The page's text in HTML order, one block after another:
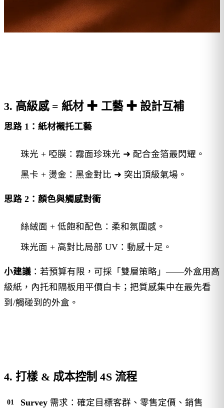
3. 高級感 = 紙材 ✚ 工藝 ✚ 設計互補
思路 1：紙材襯托工藝
珠光 + 啞膜：霧面珍珠光 ➜ 配合金箔最閃耀。
黑卡 + 燙金：黑金對比 ➜ 突出頂級氣場。
思路 2：顏色與觸感對衝
絲絨面 + 低飽和配色：柔和氛圍感。
珠光面 + 高對比局部 UV：動感十足。
小建議 ：若預算有限，可採「雙層策略」——外盒用高
級紙，內托和隔板用平價白卡；把質感集中在最先看
到/觸碰到的外盒。
4. 打樣 & 成本控制 4S 流程
Survey需求：確定目標客群、零售定價、銷售